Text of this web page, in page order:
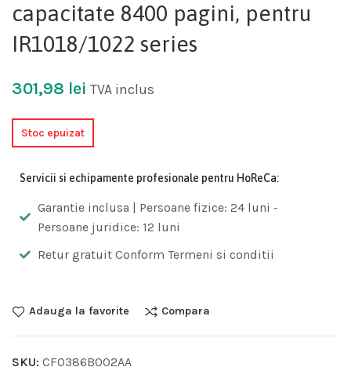
capacitate 8400 pagini, pentru
IR1018/1022 series
301,98 lei TVA inclus
Stoc epuizat
Servicii si echipamente profesionale pentru HoReCa:
Garantie inclusa | Persoane fizice: 24 luni -
Persoane juridice: 12 luni
Retur gratuit Conform Termeni si conditii
Adauga la favorite Compara
SKU: CF0386B002AA